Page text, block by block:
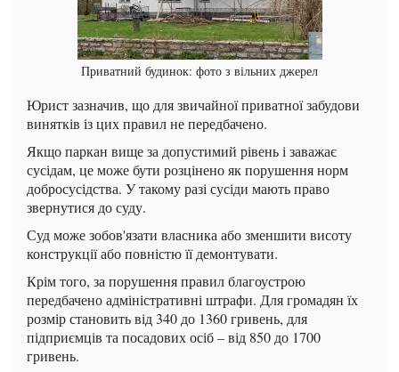
Приватний будинок: фото з вільних джерел
Юрист зазначив, що для звичайної приватної забудови
винятків із цих правил не передбачено.
Якщо паркан вище за допустимий рівень і заважає
сусідам, це може бути розцінено як порушення норм
добросусідства. У такому разі сусіди мають право
звернутися до суду.
Суд може зобов'язати власника або зменшити висоту
конструкції або повністю її демонтувати.
Крім того, за порушення правил благоустрою
передбачено адміністративні штрафи. Для громадян їх
розмір становить від 340 до 1360 гривень, для
підприємців та посадових осіб – від 850 до 1700
гривень.